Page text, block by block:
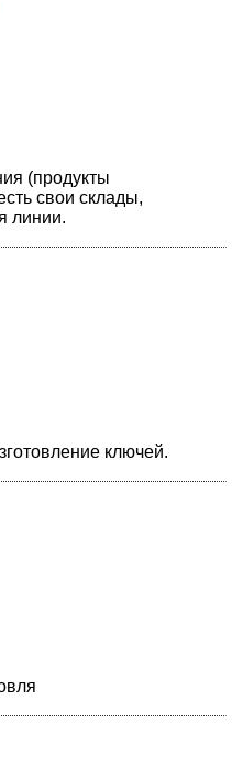
(продукты
свои склады,
линии.
ключей.